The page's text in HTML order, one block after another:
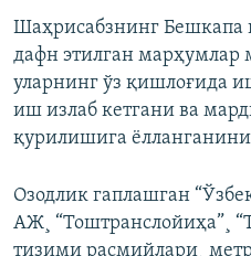
Шаҳрисабзнинг Бешкапа
дафн этилган марҳумлар
уларнинг ўз қишлоғида
иш излаб кетгани ва
қурилишига
Озодлик гаплашган
АЖ¸ “Тоштранслойиҳа”¸
тизими расмийлари¸